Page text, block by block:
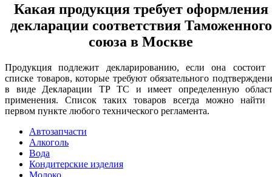
Какая продукция требует оформления
декларации соответствия Таможенного
союза в Москве
Продукция подлежит декларированию, если она состоит
списке товаров, которые требуют обязательного
в виде Декларации ТР ТС и имеет определенную
применения. Список таких товаров всегда можно найти
первом пункте любого технического регламента.
Автозапчасти
Алкоголь
Вода
Кондитерские изделия
Молоко